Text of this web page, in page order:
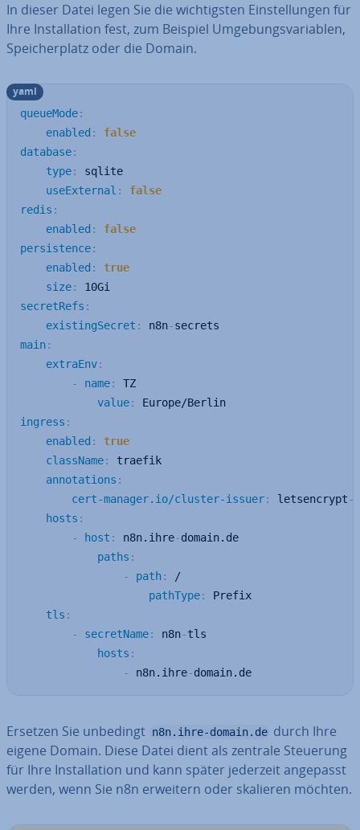
In dieser Datei legen Sie die wich­tigs­ten Ein­stel­lun­gen für
Ihre In­stal­la­ti­on fest, zum Beispiel Um­ge­bungs­va­ria­blen,
Spei­cher­platz oder die Domain.
queueMode:
enabled :
false
database:
type:
sqlite
useExternal :
false
redis :
enabled :
false
persistence:
enabled :
true
size:
secretRefs :
existingSecret : n8n-
main:
extraEnv:
-
name:
TZ
value:
ingress :
enabled :
true
className:
traefik
annotations :
cert-manager.io/cluster-issuer: letsencrypt-
hosts :
-
host : n8n.ihre-domain.de
paths :
-
path:
/
pathType:
Prefix
tls :
-
secretName: n8n-tls
hosts :
-
n8n.ihre-domain.de
yaml
Ersetzen Sie unbedingt n8n.ihre-domain.de durch Ihre
eigene Domain. Diese Datei dient als zentrale Steuerung
für Ihre In­stal­la­ti­on und kann später jederzeit angepasst
werden, wenn Sie n8n erweitern oder skalieren möchten.